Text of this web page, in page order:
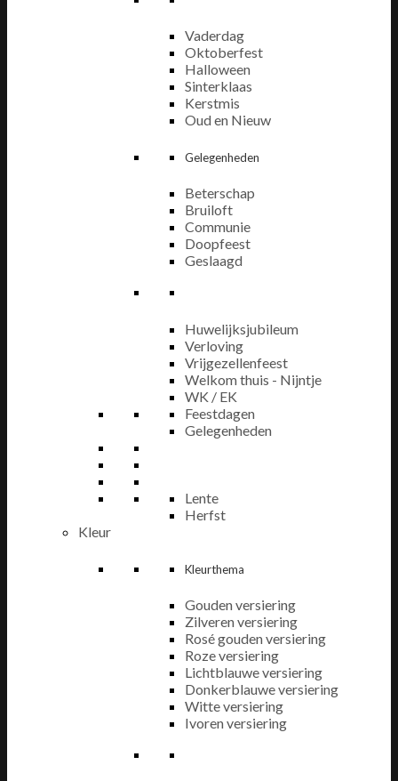
Vaderdag
Oktoberfest
Halloween
Sinterklaas
Kerstmis
Oud en Nieuw
Gelegenheden
Beterschap
Bruiloft
Communie
Doopfeest
Geslaagd
Huwelijksjubileum
Verloving
Vrijgezellenfeest
Welkom thuis - Nijntje
WK / EK
Feestdagen
Gelegenheden
Lente
Herfst
Kleur
Kleurthema
Gouden versiering
Zilveren versiering
Rosé gouden versiering
Roze versiering
Lichtblauwe versiering
Donkerblauwe versiering
Witte versiering
Ivoren versiering